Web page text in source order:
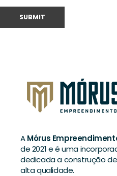
AMórus
de 2021 e é uma
dedicada a construção
alta qualidade.